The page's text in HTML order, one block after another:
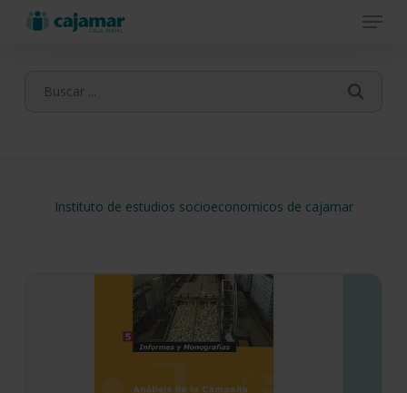
Menu
Instituto de estudios socioeconomicos de cajamar